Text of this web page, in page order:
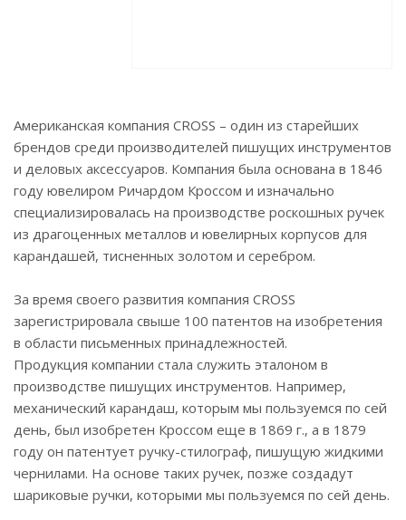
Американская компания CROSS – один из старейших
брендов среди производителей пишущих инструментов
и деловых аксессуаров. Компания была основана в 1846
году ювелиром Ричардом Кроссом и изначально
специализировалась на производстве роскошных ручек
из драгоценных металлов и ювелирных корпусов для
карандашей, тисненных золотом и серебром.
За время своего развития компания CROSS
зарегистрировала свыше 100 патентов на изобретения
в области письменных принадлежностей.
Продукция компании стала служить эталоном в
производстве пишущих инструментов. Например,
механический карандаш, которым мы пользуемся по сей
день, был изобретен Кроссом еще в 1869 г., а в 1879
году он патентует ручку-стилограф, пишущую жидкими
чернилами. На основе таких ручек, позже создадут
шариковые ручки, которыми мы пользуемся по сей день.